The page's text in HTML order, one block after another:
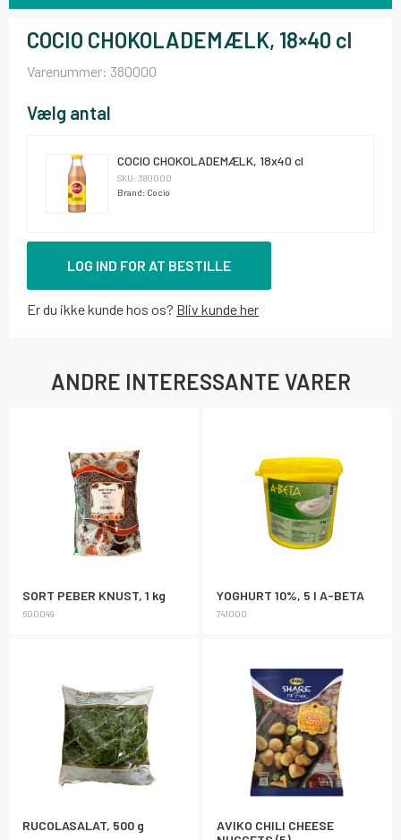
COCIO CHOKOLADEMÆLK, 18×40 cl
Varenummer: 380000
Vælg antal
COCIO CHOKOLADEMÆLK, 18x40 cl
SKU: 380000
Brand: Cocio
LOG IND FOR AT BESTILLE
Er du ikke kunde hos os? Bliv kunde her
ANDRE INTERESSANTE VARER
SORT PEBER KNUST, 1 kg
600049
YOGHURT 10%, 5 l A-BETA
741000
RUCOLASALAT, 500 g
AVIKO CHILI CHEESE